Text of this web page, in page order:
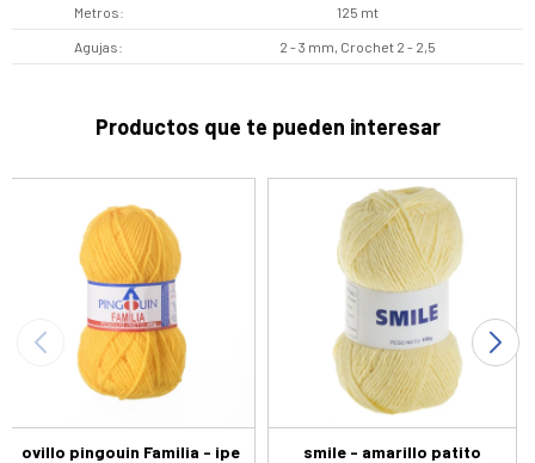
Metros 125 mt
Agujas 2 - 3 mm, Crochet 2 - 2,5
Productos que te pueden interesar
ovillo pingouin Familia - ipe smile - amarillo patito